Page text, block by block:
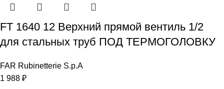
FT 1640 12 Верхний прямой вентиль 1/2
для стальных труб ПОД ТЕРМОГОЛОВКУ
FAR Rubinetterie S.p.A
1 988 ₽